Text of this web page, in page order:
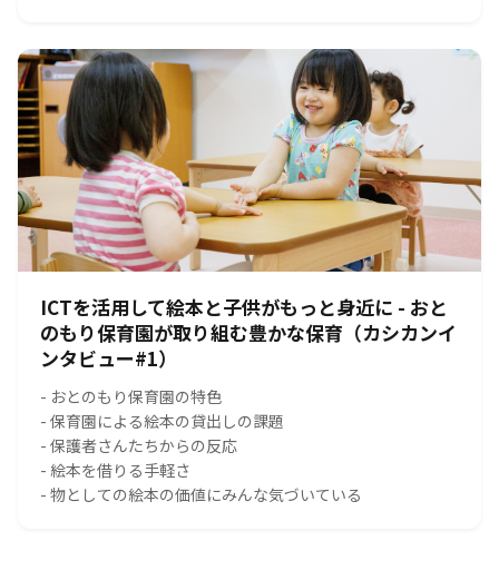
ICTを活用して絵本と子供がもっと身近に - おと
のもり保育園が取り組む豊かな保育（カシカンイ
ンタビュー#1）
- おとのもり保育園の特色
- 保育園による絵本の貸出しの課題
- 保護者さんたちからの反応
- 絵本を借りる手軽さ
- 物としての絵本の価値にみんな気づいている